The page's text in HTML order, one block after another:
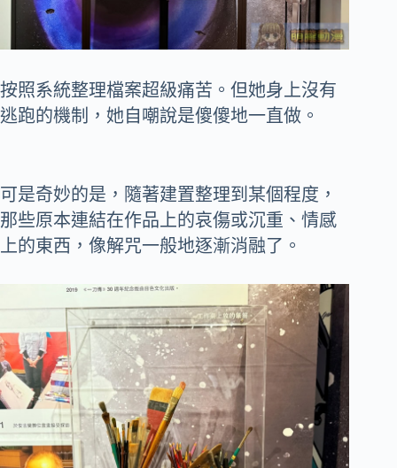
按照系統整理檔案超級痛苦。但她身上沒有
逃跑的機制，她自嘲說是傻傻地一直做。
可是奇妙的是，隨著建置整理到某個程度，
那些原本連結在作品上的哀傷或沉重、情感
上的東西，像解咒一般地逐漸消融了。